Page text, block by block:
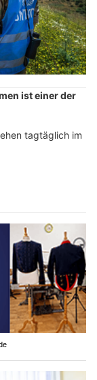
ist einer der
tagtäglich im